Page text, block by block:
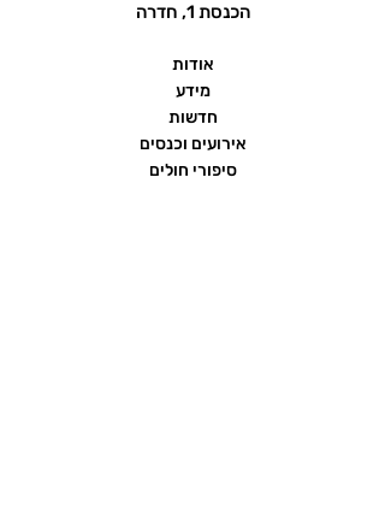
הכנסת 1, חדרה
אודות
מידע
חדשות
אירועים וכנסים
סיפורי חולים